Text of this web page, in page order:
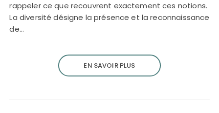
rappeler ce que recouvrent exactement ces notions.
La diversité désigne la présence et la reconnaissance
de…
EN SAVOIR PLUS